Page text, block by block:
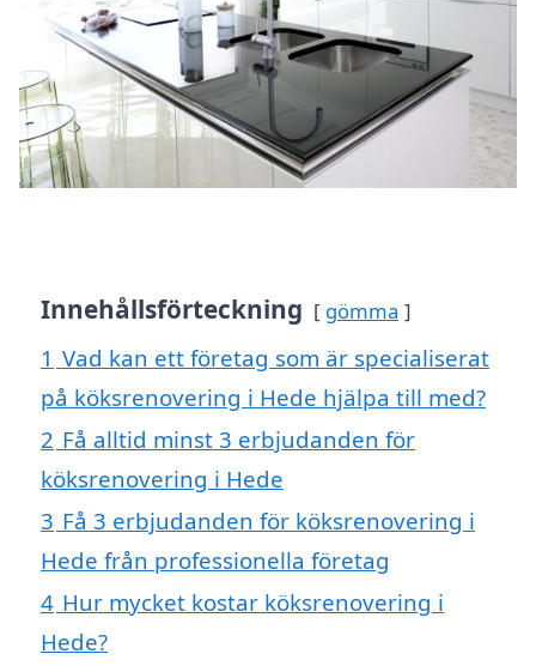
Innehållsförteckning gömma
1 Vad kan ett företag som är specialiserat
på köksrenovering i Hede hjälpa till med?
2 Få alltid minst 3 erbjudanden för
köksrenovering i Hede
3 Få 3 erbjudanden för köksrenovering i
Hede från professionella företag
4 Hur mycket kostar köksrenovering i
Hede?